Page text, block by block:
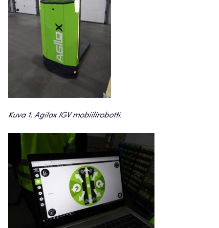
Kuva 1. Agilox IGV mobiilirobotti.